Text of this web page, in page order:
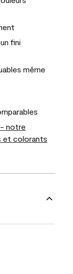
fini
même
- notre
et colorants